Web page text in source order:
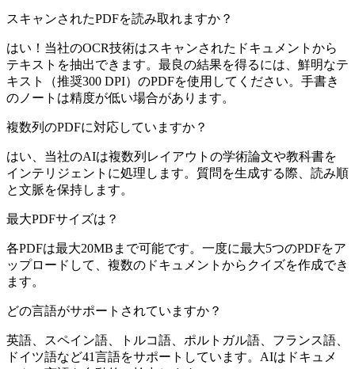
スキャンされたPDFを読み取れますか？
はい！当社のOCR技術はスキャンされたドキュメントから
テキストを抽出できます。最良の結果を得るには、鮮明なテ
キスト（推奨300 DPI）のPDFを使用してください。手書き
のノートは精度が低い場合があります。
複数列のPDFに対応していますか？
はい、当社のAIは複数列レイアウトの学術論文や教科書を
インテリジェントに処理します。質問を生成する際、読み順
と文脈を保持します。
最大PDFサイズは？
各PDFは最大20MBまで可能です。一度に最大5つのPDFをア
ップロードして、複数のドキュメントからクイズを作成でき
ます。
どの言語がサポートされていますか？
英語、スペイン語、トルコ語、ポルトガル語、フランス語、
ドイツ語など41言語をサポートしています。AIはドキュメ